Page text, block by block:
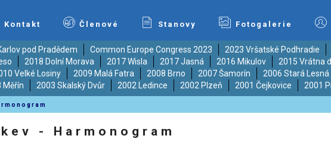
Kontakt Členové Stanovy Fotogalerie
pod Pradědem Common Europe Congress 2023 2023 Vršatské Podhradie
2018 Dolní Morava 2017 Wisla 2017 Jasná 2016 Mikulov 2015 Vrátna
Velké Losiny 2009 Malá Fatra 2008 Brno 2007 Šamorín 2006 Stará Lesná
Měřín 2003 Skalský Dvůr 2002 Ledince 2002 Plzeň 2001 Čejkovice 2001
- Harmonogram